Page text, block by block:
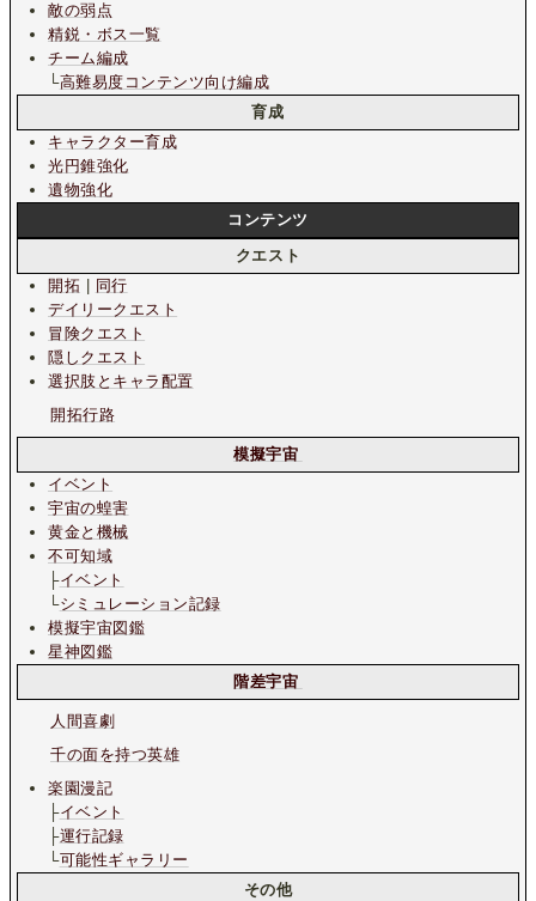
敵の弱点
精鋭・ボス一覧
チーム編成
└高難易度コンテンツ向け編成
育成
キャラクター育成
光円錐強化
遺物強化
コンテンツ
クエスト
開拓
同行
デイリークエスト
冒険クエスト
隠しクエスト
選択肢とキャラ配置
開拓行路
模擬宇宙
イベント
宇宙の蝗害
黄金と機械
不可知域
├イベント
└シミュレーション記録
模擬宇宙図鑑
星神図鑑
階差宇宙
人間喜劇
千の面を持つ英雄
楽園漫記
├イベント
├運行記録
└可能性ギャラリー
その他